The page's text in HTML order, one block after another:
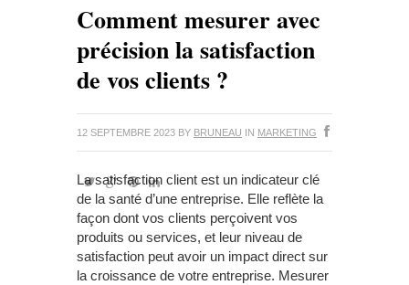
Comment mesurer avec
précision la satisfaction
de vos clients ?
12 SEPTEMBRE 2023 BY BRUNEAU IN MARKETING
La satisfaction client est un indicateur clé
de la santé d’une entreprise. Elle reflète la
façon dont vos clients perçoivent vos
produits ou services, et leur niveau de
satisfaction peut avoir un impact direct sur
la croissance de votre entreprise. Mesurer